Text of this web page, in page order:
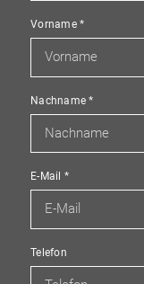
Vorname*
Nachname*
E-Mail *
Telefon